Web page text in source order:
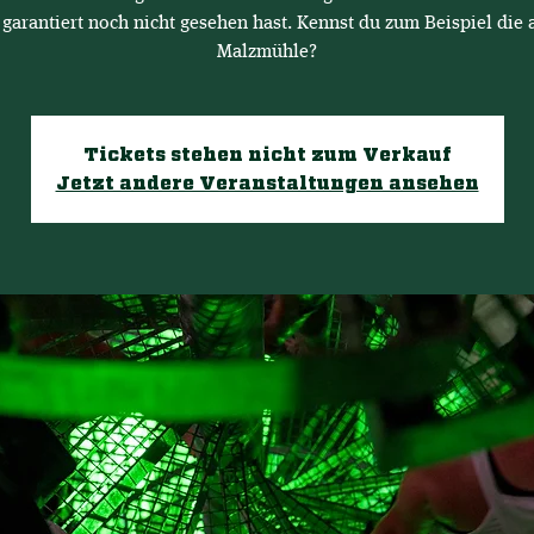
noch nicht gesehen hast. Kennst du zum Beispiel die
Malzmühle?
Tickets stehen nicht zum Verkauf
Jetzt andere Veranstaltungen ansehen